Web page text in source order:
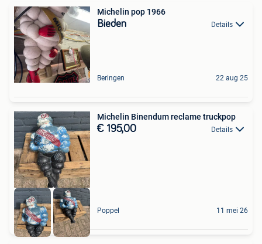
Michelin pop 1966
Bieden Details
Beringen 22 aug 25
Michelin Binendum reclame truckpop
€ 195,00 Details
Poppel 11 mei 26